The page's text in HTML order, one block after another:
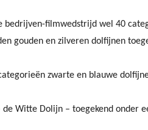
bedrijven-filmwedstrijd wel 40
gouden en zilveren dolfijnen
zwarte en blauwe
de Witte Dolijn – toegekend onder